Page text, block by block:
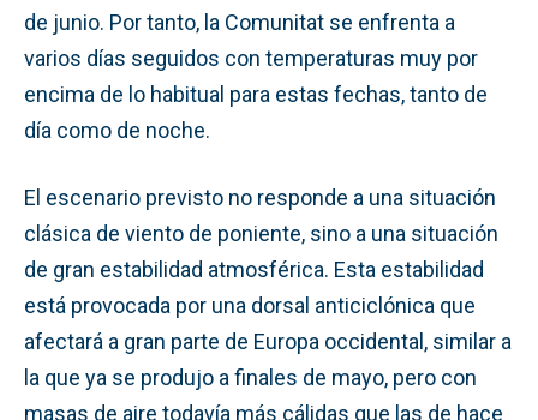
de junio. Por tanto, la Comunitat se enfrenta a
varios días seguidos con temperaturas muy por
encima de lo habitual para estas fechas, tanto de
día como de noche.
El escenario previsto no responde a una situación
clásica de viento de poniente, sino a una situación
de gran estabilidad atmosférica. Esta estabilidad
está provocada por una dorsal anticiclónica que
afectará a gran parte de Europa occidental, similar a
la que ya se produjo a finales de mayo, pero con
masas de aire todavía más cálidas que las de hace